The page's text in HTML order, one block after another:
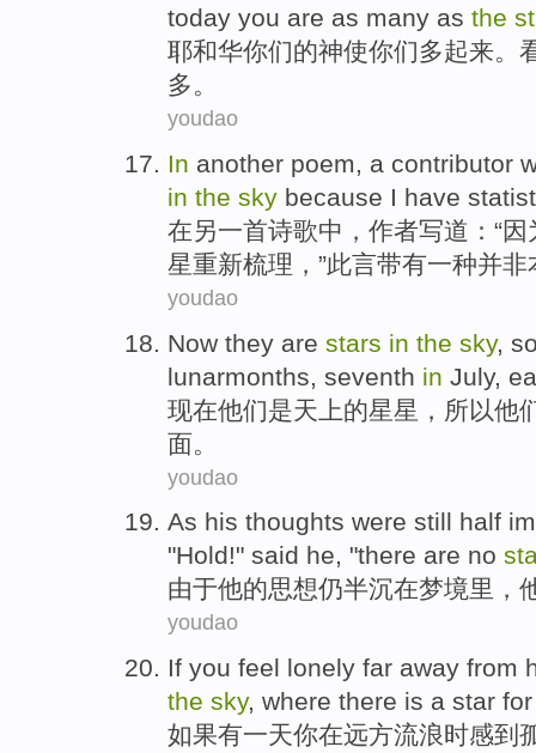
today you are as many as the
耶和华你们的神使你们多起来。
多。
youdao
In another poem, a contributor
in the sky because I have
在另一首诗歌中，作者写道 ：“因
星重新梳理，”此言带有一种并非
youdao
Now they are stars in the sky,
lunarmonths , seventh in July,
现在他们是天上的星星 ， 所以他
面。
youdao
As his thoughts were still half
"Hold!" said he, "there are no
由于他的思想仍半沉在梦境里，
youdao
If you feel lonely far away from
the sky, where there is a star
如果有一天你在远方流浪时感到